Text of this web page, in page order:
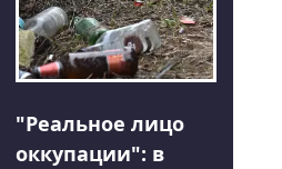
"Реальное лицо
оккупации": в